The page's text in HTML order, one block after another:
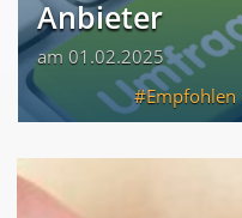
Anbieter
am 01.02.2025
Empfohlen